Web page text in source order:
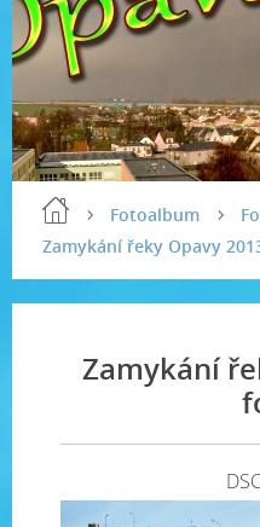
Fotoalbum
Zamykání řeky Opavy
Zamykání